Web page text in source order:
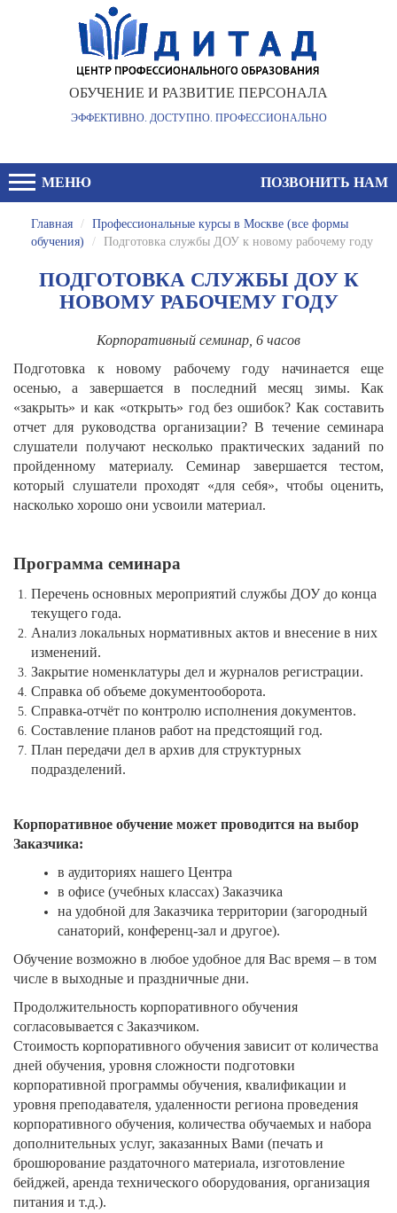
ОБУЧЕНИЕ И РАЗВИТИЕ ПЕРСОНАЛА
ЭФФЕКТИВНО. ДОСТУПНО. ПРОФЕССИОНАЛЬНО
МЕНЮ ПОЗВОНИТЬ НАМ
Главная / Профессиональные курсы в Москве (все формы
обучения)
/ Подготовка службы ДОУ к новому рабочему году
ПОДГОТОВКА СЛУЖБЫ ДОУ К
НОВОМУ РАБОЧЕМУ ГОДУ
Корпоративный семинар, 6 часов
Подготовка к новому рабочему году начинается еще
осенью, а завершается в последний месяц зимы. Как
«закрыть» и как «открыть» год без ошибок? Как составить
отчет для руководства организации? В течение семинара
слушатели получают несколько практических заданий по
пройденному материалу. Семинар завершается тестом,
который слушатели проходят «для себя», чтобы оценить,
насколько хорошо они усвоили материал.
Программа семинара
Перечень основных мероприятий службы ДОУ до конца
текущего года.
Анализ локальных нормативных актов и внесение в них
изменений.
Закрытие номенклатуры дел и журналов регистрации.
Справка об объеме документооборота.
Справка-отчёт по контролю исполнения документов.
Составление планов работ на предстоящий год.
План передачи дел в архив для структурных
подразделений.
Корпоративное обучение может проводится на выбор
Заказчика:
в аудиториях нашего Центра
в офисе (учебных классах) Заказчика
на удобной для Заказчика территории (загородный
санаторий, конференц-зал и другое).
Обучение возможно в любое удобное для Вас время – в том
числе в выходные и праздничные дни.
Продолжительность корпоративного обучения
согласовывается с Заказчиком.
Стоимость корпоративного обучения зависит от количества
дней обучения, уровня сложности подготовки
корпоративной программы обучения, квалификации и
уровня преподавателя, удаленности региона проведения
корпоративного обучения, количества обучаемых и набора
дополнительных услуг, заказанных Вами (печать и
брошюрование раздаточного материала, изготовление
бейджей, аренда технического оборудования, организация
питания и т.д.).